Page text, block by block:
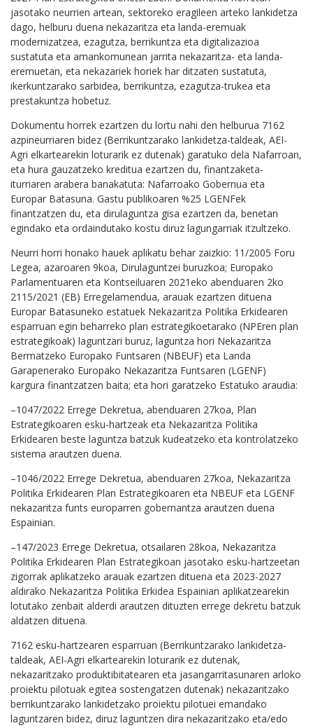
jasotako neurrien artean, sektoreko eragileen arteko lankidetza
dago, helburu duena nekazaritza eta landa-eremuak
modernizatzea, ezagutza, berrikuntza eta digitalizazioa
sustatuta eta amankomunean jarrita nekazaritza- eta landa-
eremuetan, eta nekazariek horiek har ditzaten sustatuta,
ikerkuntzarako sarbidea, berrikuntza, ezagutza-trukea eta
prestakuntza hobetuz.
Dokumentu horrek ezartzen du lortu nahi den helburua 7162
azpineurriaren bidez (Berrikuntzarako lankidetza-taldeak, AEI-
Agri elkartearekin loturarik ez dutenak) garatuko dela Nafarroan,
eta hura gauzatzeko kreditua ezartzen du, finantzaketa-
iturriaren arabera banakatuta: Nafarroako Gobernua eta
Europar Batasuna. Gastu publikoaren %25 LGENFek
finantzatzen du, eta dirulaguntza gisa ezartzen da, benetan
egindako eta ordaindutako kostu diruz lagungarriak itzultzeko.
Neurri horri honako hauek aplikatu behar zaizkio: 11/2005 Foru
Legea, azaroaren 9koa, Dirulaguntzei buruzkoa; Europako
Parlamentuaren eta Kontseiluaren 2021eko abenduaren 2ko
2115/2021 (EB) Erregelamendua, arauak ezartzen dituena
Europar Batasuneko estatuek Nekazaritza Politika Erkidearen
esparruan egin beharreko plan estrategikoetarako (NPEren plan
estrategikoak) laguntzari buruz, laguntza hori Nekazaritza
Bermatzeko Europako Funtsaren (NBEUF) eta Landa
Garapenerako Europako Nekazaritza Funtsaren (LGENF)
kargura finantzatzen baita; eta hori garatzeko Estatuko araudia:
–1047/2022 Errege Dekretua, abenduaren 27koa, Plan
Estrategikoaren esku-hartzeak eta Nekazaritza Politika
Erkidearen beste laguntza batzuk kudeatzeko eta kontrolatzeko
sistema arautzen duena.
–1046/2022 Errege Dekretua, abenduaren 27koa, Nekazaritza
Politika Erkidearen Plan Estrategikoaren eta NBEUF eta LGENF
nekazaritza funts europarren gobernantza arautzen duena
Espainian.
–147/2023 Errege Dekretua, otsailaren 28koa, Nekazaritza
Politika Erkidearen Plan Estrategikoan jasotako esku-hartzeetan
zigorrak aplikatzeko arauak ezartzen dituena eta 2023-2027
aldirako Nekazaritza Politika Erkidea Espainian aplikatzearekin
lotutako zenbait alderdi arautzen dituzten errege dekretu batzuk
aldatzen dituena.
7162 esku-hartzearen esparruan (Berrikuntzarako lankidetza-
taldeak, AEI-Agri elkartearekin loturarik ez dutenak,
nekazaritzako produktibitatearen eta jasangarritasunaren arloko
proiektu pilotuak egitea sostengatzen dutenak) nekazaritzako
berrikuntzarako lankidetzako proiektu pilotuei emandako
laguntzaren bidez, diruz laguntzen dira nekazaritzako eta/edo